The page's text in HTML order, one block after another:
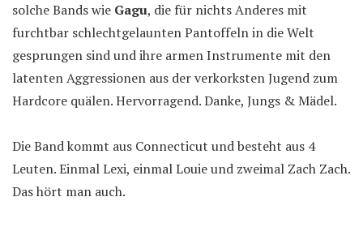
solche Bands wie Gagu, die für nichts Anderes mit
furchtbar schlechtgelaunten Pantoffeln in die Welt
gesprungen sind und ihre armen Instrumente mit den
latenten Aggressionen aus der verkorksten Jugend zum
Hardcore quälen. Hervorragend. Danke, Jungs & Mädel.
Die Band kommt aus Connecticut und besteht aus 4
Leuten. Einmal Lexi, einmal Louie und zweimal Zach Zach.
Das hört man auch.